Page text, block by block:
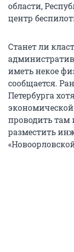
области,
центр
Станет ли
иметь некое
сообщается.
Петербурга
проводить
разместить